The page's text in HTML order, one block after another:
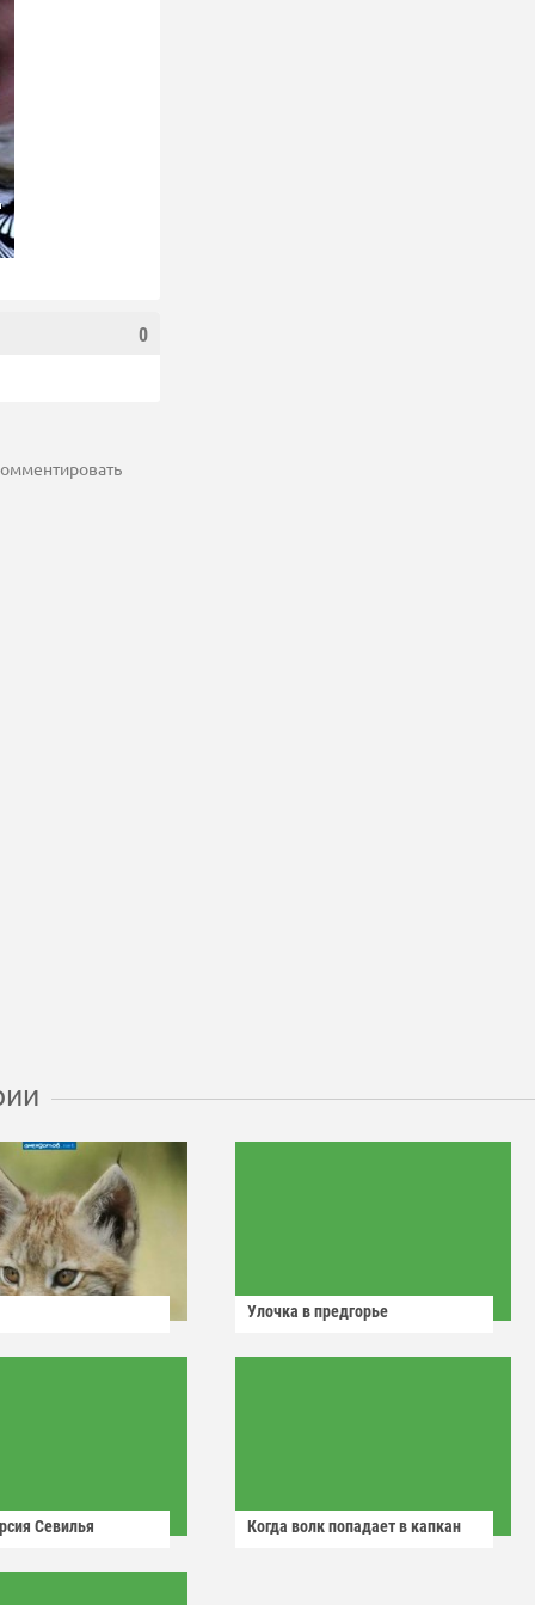
0
Улочка в предгорье
Севилья Когда волк попадает в капкан